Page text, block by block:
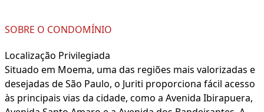
SOBRE O CONDOMÍNIO
Localização Privilegiada
Situado em Moema, uma das regiões mais valorizadas e
desejadas de São Paulo, o Juriti proporciona fácil acesso
às principais vias da cidade, como a Avenida Ibirapuera,